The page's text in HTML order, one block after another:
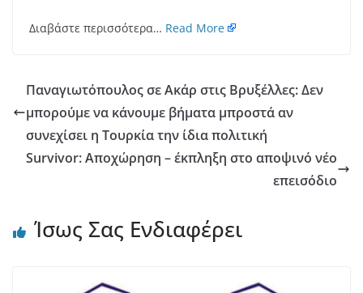
Διαβάστε περισσότερα… Read More
Παναγιωτόπουλος σε Ακάρ στις Βρυξέλλες: Δεν
μπορούμε να κάνουμε βήματα μπροστά αν
συνεχίσει η Τουρκία την ίδια πολιτική
Survivor: Αποχώρηση – έκπληξη στο αποψινό νέο
επεισόδιο
Ίσως Σας Ενδιαφέρει